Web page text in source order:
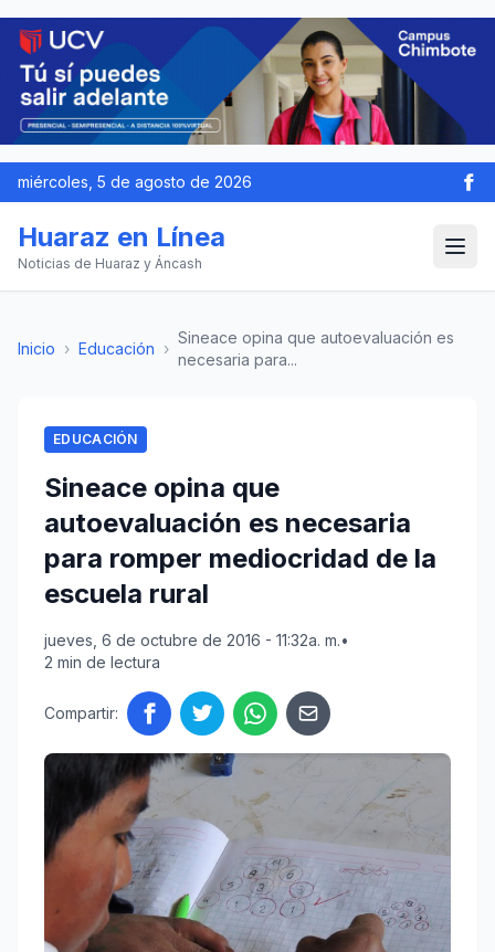
miércoles, 5 de agosto de 2026
Huaraz en Línea
Noticias de Huaraz y Áncash
Inicio › Educación ›
Sineace opina que autoevaluación es
necesaria para...
EDUCACIÓN
Sineace opina que
autoevaluación es necesaria
para romper mediocridad de la
escuela rural
jueves, 6 de octubre de 2016 - 11:32a. m.•
2 min de lectura
Compartir: